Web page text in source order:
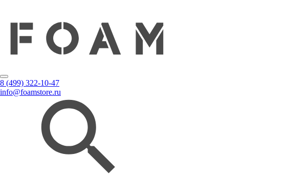
8 (499) 322-10-47
info@foamstore.ru